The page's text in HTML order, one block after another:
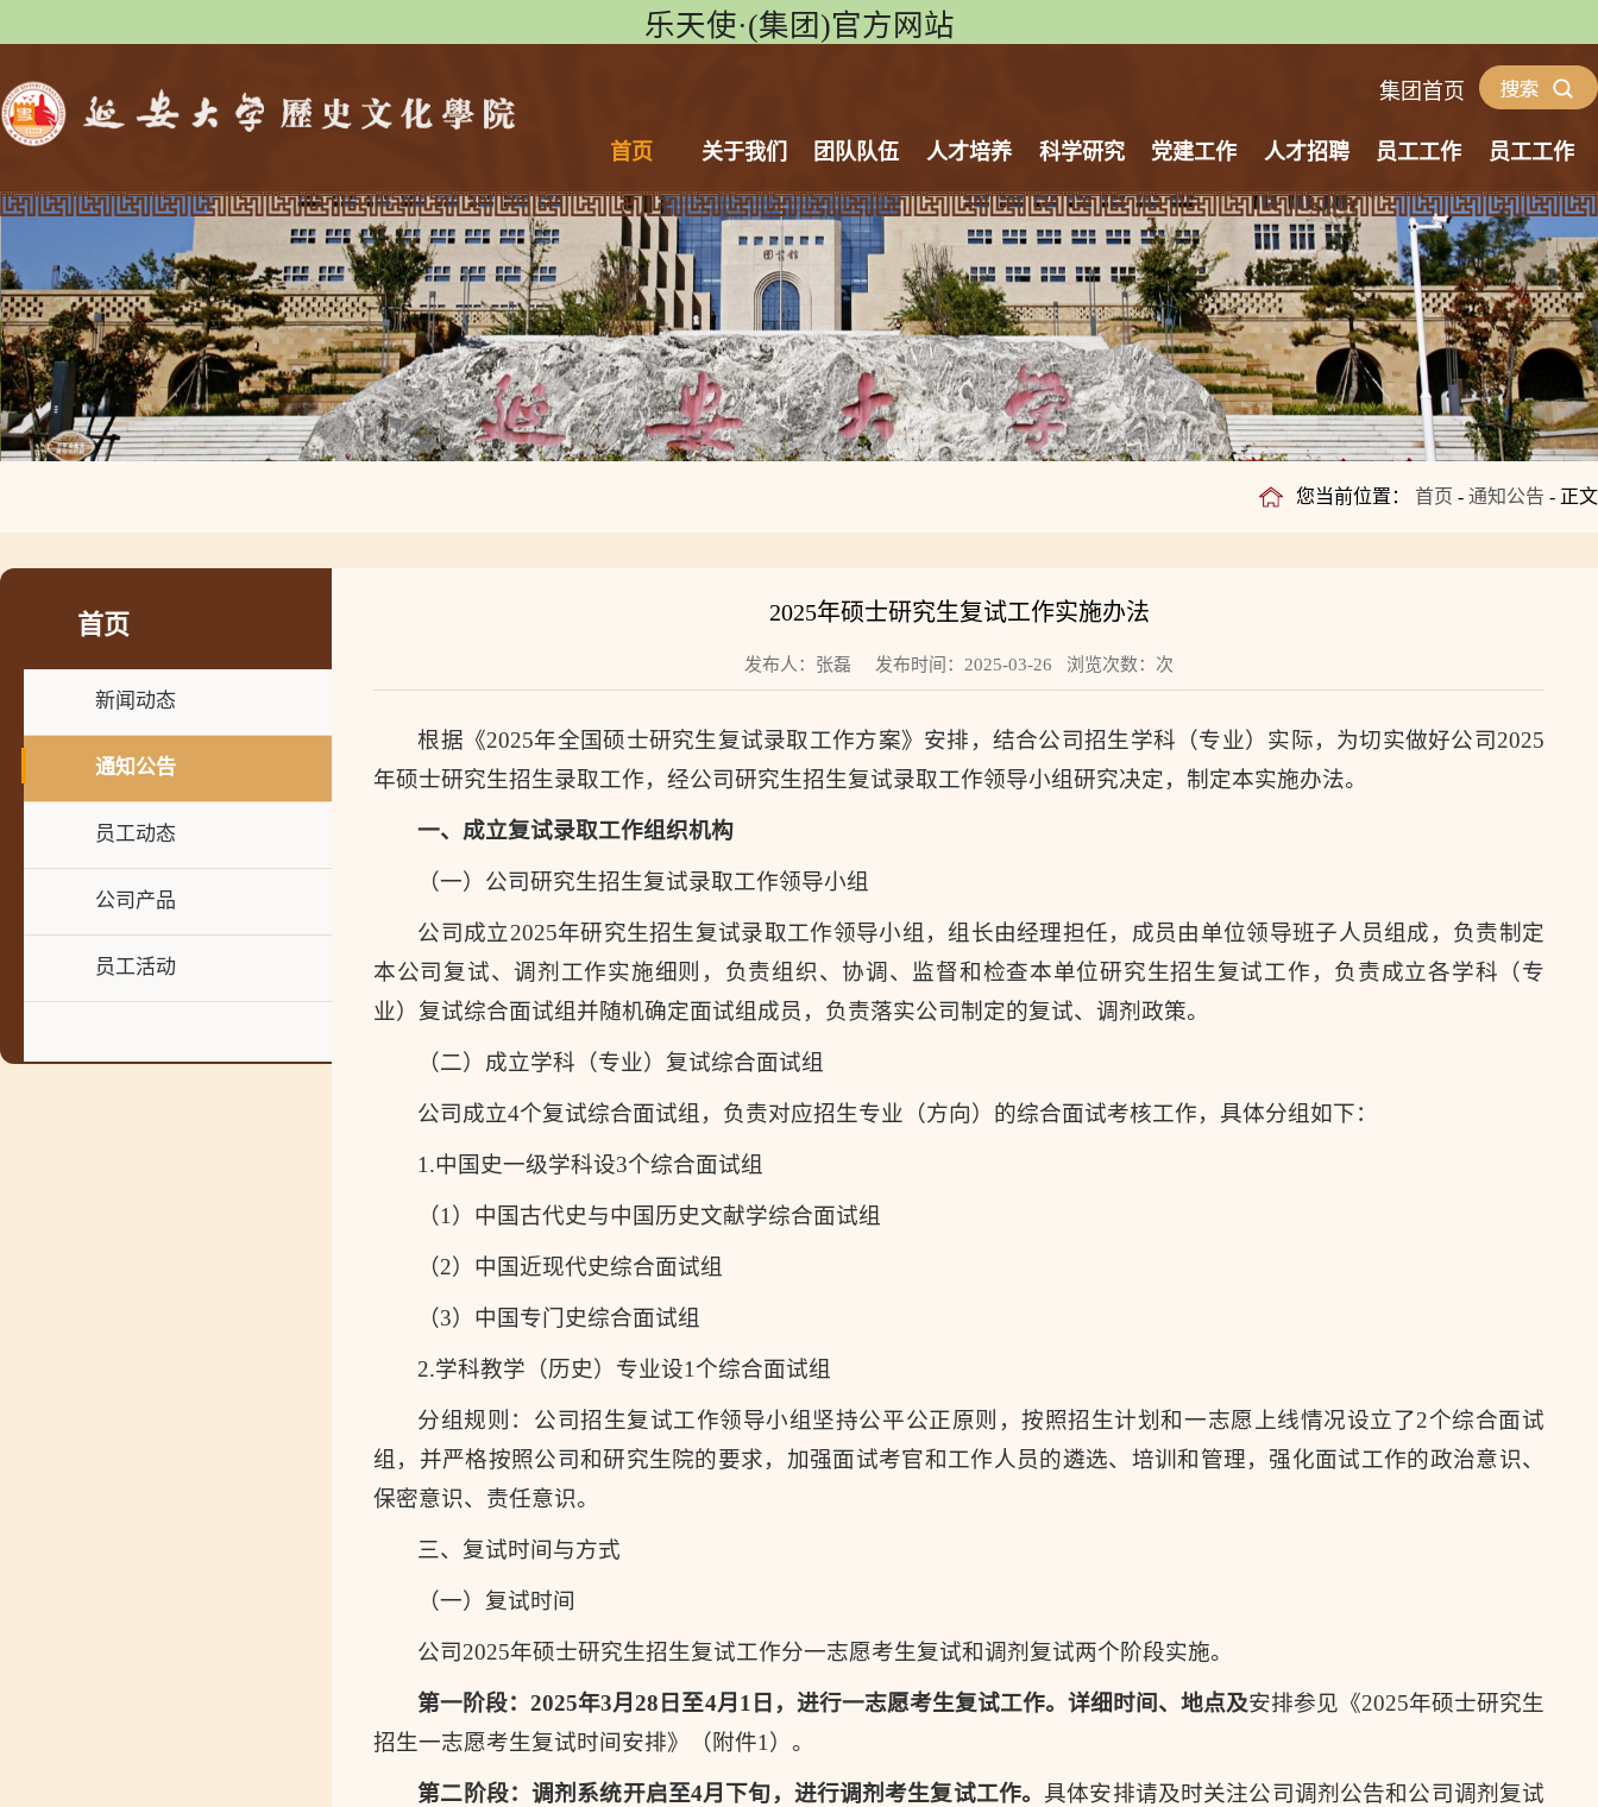
乐天使·(集团)官方网站
集团首页
首页 关于我们 团队队伍 人才培养 科学研究 党建工作 人才招聘 员工工作 员工工作
您当前位置： 首页 - 通知公告 - 正文
首页
新闻动态
通知公告
员工动态
公司产品
员工活动
2025年硕士研究生复试工作实施办法
发布人：张磊 发布时间：2025-03-26 浏览次数： 次
根据《2025年全国硕士研究生复试录取工作方案》安排，结合公司招生学科（专业）实际，为切实做好公司2025
年硕士研究生招生录取工作，经公司研究生招生复试录取工作领导小组研究决定，制定本实施办法。
一、成立复试录取工作组织机构
（一）公司研究生招生复试录取工作领导小组
公司成立2025年研究生招生复试录取工作领导小组，组长由经理担任，成员由单位领导班子人员组成，负责制定
本公司复试、调剂工作实施细则，负责组织、协调、监督和检查本单位研究生招生复试工作，负责成立各学科（专
业）复试综合面试组并随机确定面试组成员，负责落实公司制定的复试、调剂政策。
（二）成立学科（专业）复试综合面试组
公司成立4个复试综合面试组，负责对应招生专业（方向）的综合面试考核工作，具体分组如下：
1.中国史一级学科设3个综合面试组
（1）中国古代史与中国历史文献学综合面试组
（2）中国近现代史综合面试组
（3）中国专门史综合面试组
2.学科教学（历史）专业设1个综合面试组
分组规则：公司招生复试工作领导小组坚持公平公正原则，按照招生计划和一志愿上线情况设立了2个综合面试
组，并严格按照公司和研究生院的要求，加强面试考官和工作人员的遴选、培训和管理，强化面试工作的政治意识、
保密意识、责任意识。
三、复试时间与方式
（一）复试时间
公司2025年硕士研究生招生复试工作分一志愿考生复试和调剂复试两个阶段实施。
第一阶段：2025年3月28 日至4月 1 日，进行一志愿考生复试工作。 详细时间、地点及安排参见《2025年硕士研究生
招生一志愿考生复试时间安排》（附件1）。
第二阶段：调剂系统开启至4月 下旬，进行调剂考生复试工作。 具体安排请及时关注公司调剂公告和公司调剂复试